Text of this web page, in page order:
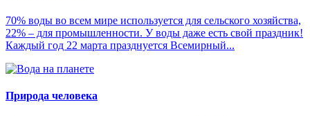
70% воды во всем мире используется для сельского хозяйства,
22% – для промышленности. У воды даже есть свой праздник!
Каждый год 22 марта празднуется Всемирный...
Природа человека